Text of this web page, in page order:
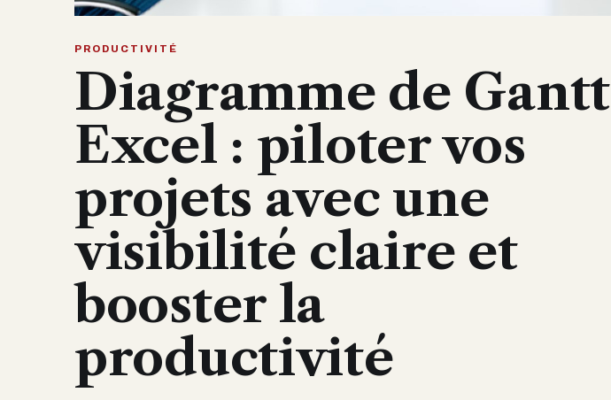
PRODUCTIVITÉ
Diagramme de Gantt
Excel : piloter vos
projets avec une
visibilité claire et
booster la
productivité